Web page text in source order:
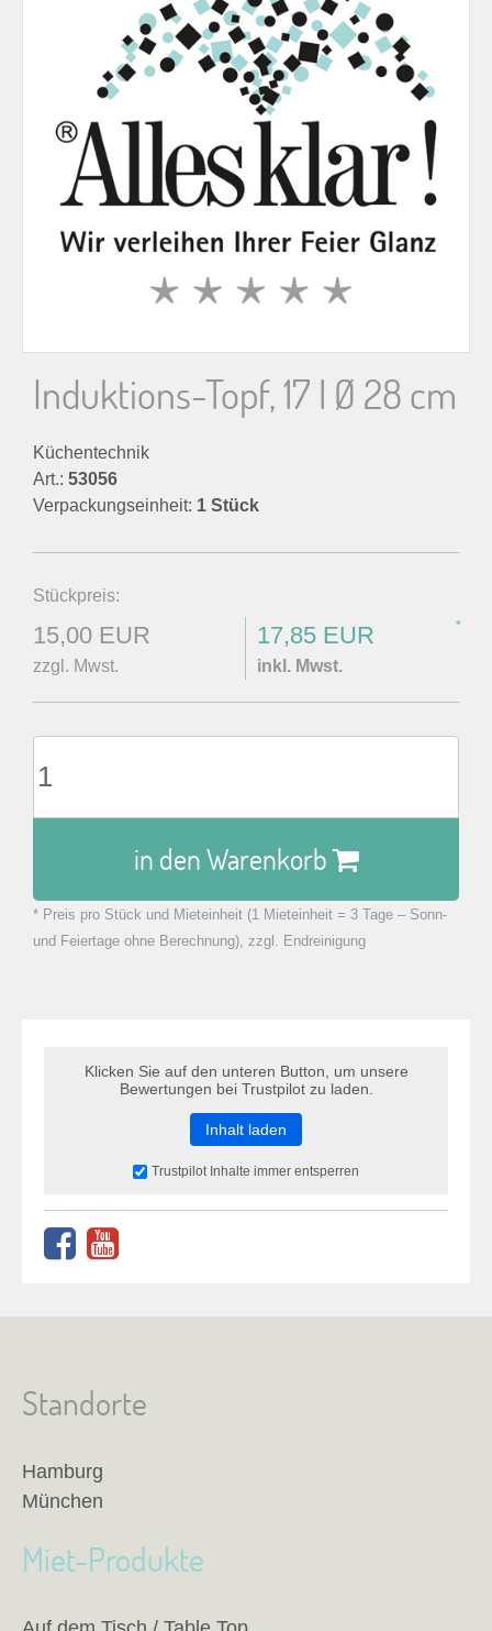
a
h
Induktions-Topf, 17 l Ø 28 cm
Küchentechnik
Art.: 53056
Verpackungseinheit: 1 Stück
Stückpreis:
15,00 EUR
zzgl. Mwst.
17,85 EUR *
inkl. Mwst.
in den Warenkorb
zu Warenkorb hinzugefügt.
* Preis pro Stück und Mieteinheit (1 Mieteinheit = 3 Tage – Sonn-
und Feiertage ohne Berechnung), zzgl. Endreinigung
Klicken Sie auf den unteren Button, um unsere
Bewertungen bei Trustpilot zu laden.
Inhalt laden
Trustpilot Inhalte immer entsperren
Standorte
Hamburg
München
Miet-Produkte